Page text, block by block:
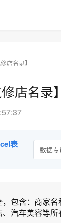
店名录】
店名录】
表
数据专
包含：商家
汽车美容等所